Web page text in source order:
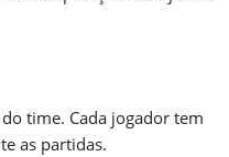
time. Cada jogador tem
as partidas.